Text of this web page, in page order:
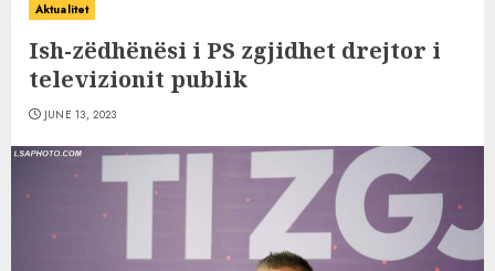
Aktualitet
Ish-zëdhënësi i PS zgjidhet drejtor i
televizionit publik
JUNE 13, 2023